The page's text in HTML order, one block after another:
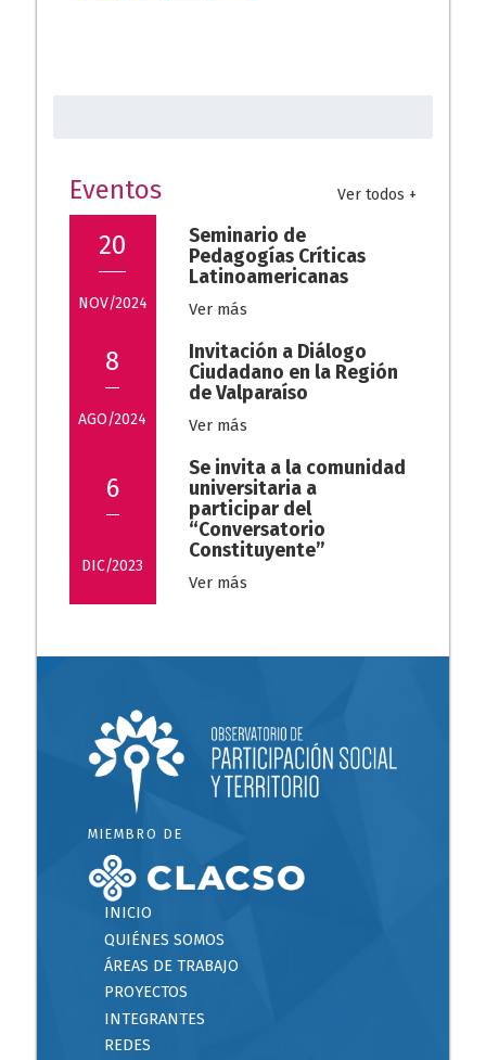
p
Eventos Ver todos +
20
NOV/2024
Seminario de
Pedagogías Críticas
Latinoamericanas
Ver más
8
AGO/2024
Invitación a Diálogo
Ciudadano en la Región
de Valparaíso
Ver más
6
DIC/2023
Se invita a la comunidad
universitaria a
participar del
“Conversatorio
Constituyente”
Ver más
MIEMBRO DE
INICIO
QUIÉNES SOMOS
ÁREAS DE TRABAJO
PROYECTOS
INTEGRANTES
REDES